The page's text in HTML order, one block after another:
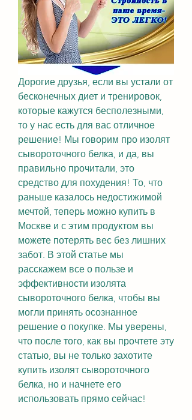
Дорогие друзья, если вы устали от
бесконечных диет и тренировок,
которые кажутся бесполезными,
то у нас есть для вас отличное
решение! Мы говорим про изолят
сывороточного белка, и да, вы
правильно прочитали, это
средство для похудения! То, что
раньше казалось недостижимой
мечтой, теперь можно купить в
Москве и с этим продуктом вы
можете потерять вес без лишних
забот. В этой статье мы
расскажем все о пользе и
эффективности изолята
сывороточного белка, чтобы вы
могли принять осознанное
решение о покупке. Мы уверены,
что после того, как вы прочтете эту
статью, вы не только захотите
купить изолят сывороточного
белка, но и начнете его
использовать прямо сейчас!